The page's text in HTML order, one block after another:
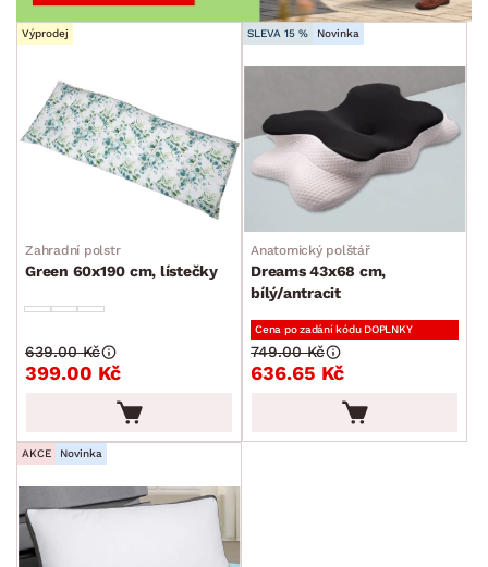
Výprodej
Zahradní polstr
Green 60x190 cm, lístečky
399.00 Kč
639.00 Kč
SLEVA 15 % Novinka
Anatomický polštář
Dreams 43x68 cm,
bílý/antracit
Cena po zadání kódu DOPLNKY
636.65 Kč
749.00 Kč
AKCE Novinka